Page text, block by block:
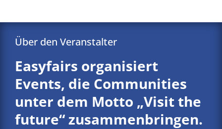
Über den Veranstalter
Easyfairs organisiert
Events, die Communities
unter dem Motto „Visit the
future“ zusammenbringen.